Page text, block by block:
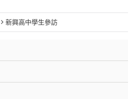
新興高中學生參訪